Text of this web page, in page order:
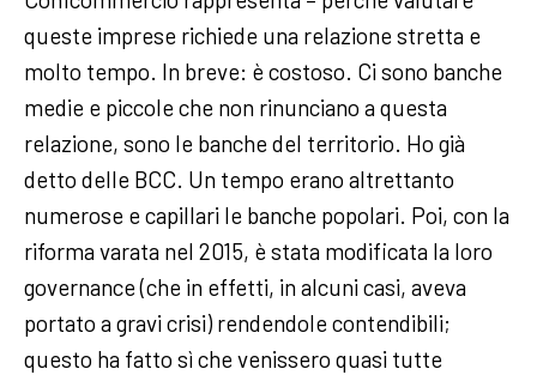
queste imprese richiede una relazione stretta e
molto tempo. In breve: è costoso. Ci sono banche
medie e piccole che non rinunciano a questa
relazione, sono le banche del territorio. Ho già
detto delle BCC. Un tempo erano altrettanto
numerose e capillari le banche popolari. Poi, con la
riforma varata nel 2015, è stata modificata la loro
governance (che in effetti, in alcuni casi, aveva
portato a gravi crisi) rendendole contendibili;
questo ha fatto sì che venissero quasi tutte